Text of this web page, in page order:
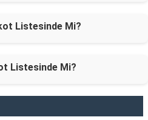
Listesinde Mi?
Listesinde Mi?